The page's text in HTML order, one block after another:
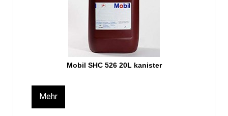
Mobil SHC 526 20L kanister
Mehr